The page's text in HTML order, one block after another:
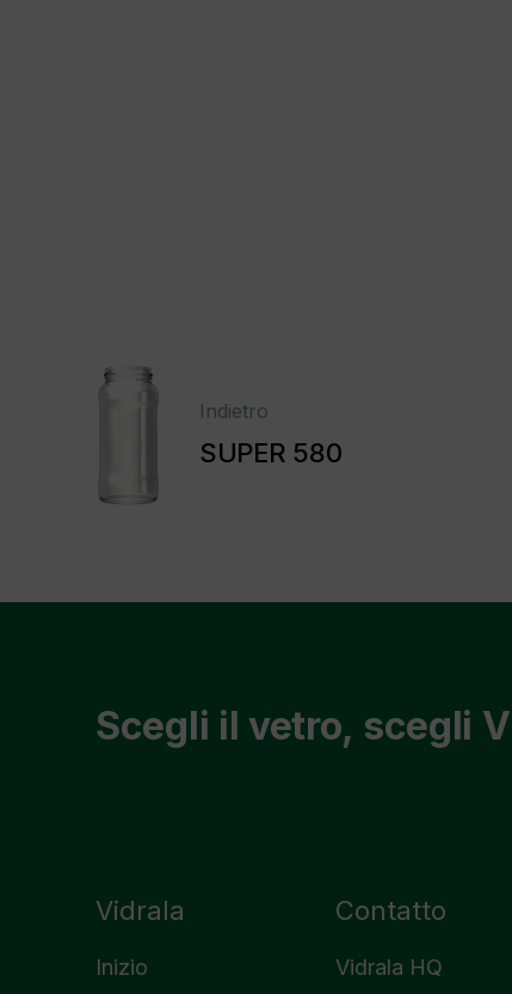
Indietro
SUPER 580
Scegli il vetro, scegli
Vidrala
Inizio
Contatto
Vidrala HQ